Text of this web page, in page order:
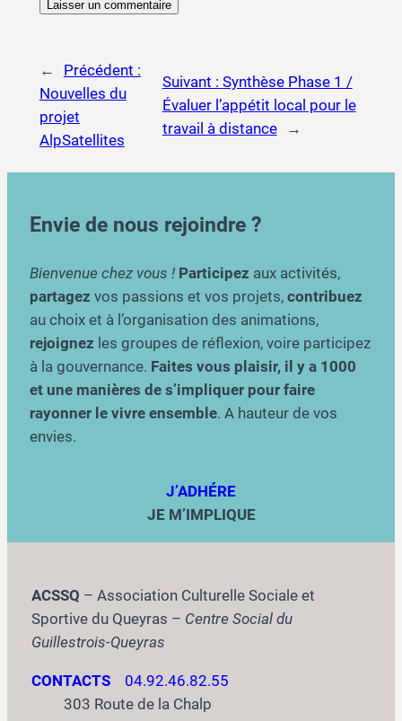
←
Précédent :
Nouvelles du
projet
AlpSatellites
Suivant : Synthèse Phase 1 /
Évaluer l’appétit local pour le
travail à distance
→
Envie de nous rejoindre ?
Bienvenue chez vous ! Participez aux activités,
partagez vos passions et vos projets, contribuez
au choix et à l’organisation des animations,
rejoignez les groupes de réflexion, voire participez
à la gouvernance. Faites vous plaisir, il y a 1000
et une manières de s’impliquer pour faire
rayonner le vivre ensemble. A hauteur de vos
envies.
J’ADHÉRE
JE M’IMPLIQUE
ACSSQ – Association Culturelle Sociale et
Sportive du Queyras – Centre Social du
Guillestrois-Queyras
CONTACTS
04.92.46.82.55
303 Route de la Chalp